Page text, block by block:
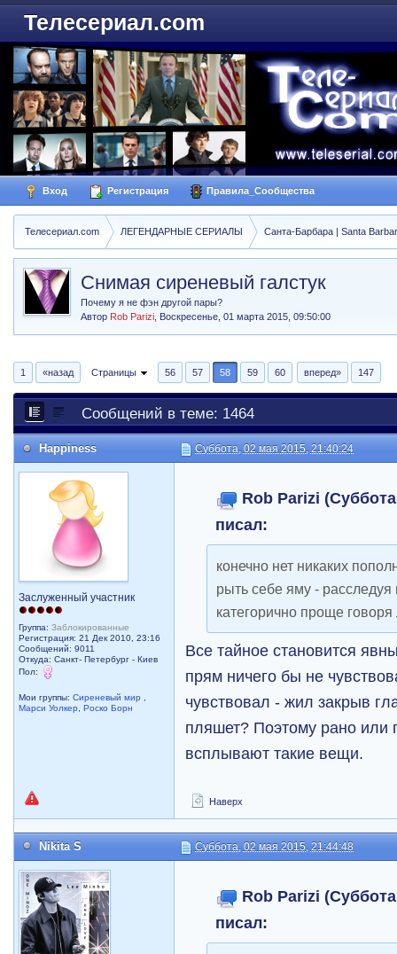
Телесериал.com
Вход Регистрация Правила_Сообщества
Телесериал.com ЛЕГЕНДАРНЫЕ СЕРИАЛЫ Санта-Барбара | Santa
Снимая сиреневый галстук
Почему я не фэн другой пары?
Автор Rob Parizi Воскресенье, 01 марта 2015, 09:50:00
1 «назад Страницы 56 57 58 59 60 вперед» 147
Сообщений в теме: 1464
Happiness Суббота, 02 мая 2015, 21:40:24
Заслуженный участник
Группа:Заблокированные
Регистрация: 21 Дек 2010, 23:16
Сообщений: 9011
Откуда: Санкт- Петербург - Киев
Пол:
Мои группы:Сиреневый мир
Марси Уолкер
,Роско Борн
Rob Parizi
писал:
конечно нет никаких
рыть себе яму -
категорично проще
Все тайное становится
прям ничего бы не
чувствовал - жил закрыв
пляшет? Поэтому рано или
всплывают такие вещи.
Наверх
Nikita S Суббота, 02 мая 2015, 21:44:48
Rob Parizi
писал: